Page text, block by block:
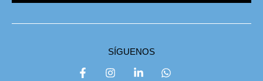
SÍGUENOS